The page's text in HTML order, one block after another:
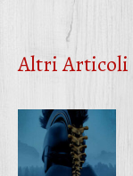
Altri Articoli